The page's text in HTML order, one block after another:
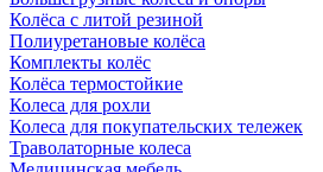
Колёса с литой резиной
Полиуретановые колёса
Комплекты колёс
Колёса термостойкие
Колеса для рохли
Колеса для покупательских тележек
Траволаторные колеса